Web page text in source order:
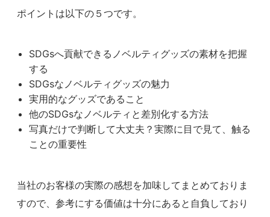
ポイントは以下の５つです。
SDGsへ貢献できるノベルティグッズの素材を把握
する
SDGsなノベルティグッズの魅力
実用的なグッズであること
他のSDGsなノベルティと差別化する方法
写真だけで判断して大丈夫？実際に目で見て、触る
ことの重要性
当社のお客様の実際の感想を加味してまとめておりま
すので、参考にする価値は十分にあると自負しており